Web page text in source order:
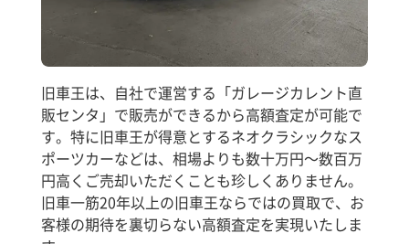
旧車王は、自社で運営する「ガレージカレント直
販センタ」で販売ができるから高額査定が可能で
す。特に旧車王が得意とするネオクラシックなス
ポーツカーなどは、相場よりも数十万円～数百万
円高くご売却いただくことも珍しくありません。
旧車一筋20年以上の旧車王ならではの買取で、お
客様の期待を裏切らない高額査定を実現いたしま